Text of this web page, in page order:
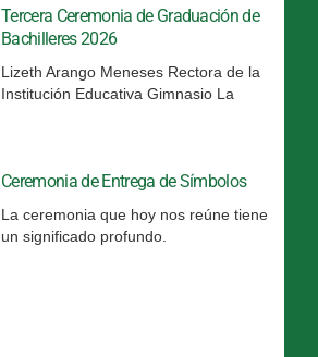
Tercera Ceremonia de Graduación de
Bachilleres 2026
Lizeth Arango Meneses Rectora de la
Institución Educativa Gimnasio La
Ceremonia de Entrega de Símbolos
La ceremonia que hoy nos reúne tiene
un significado profundo.